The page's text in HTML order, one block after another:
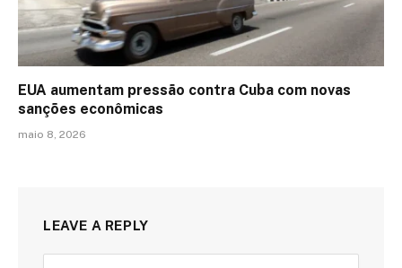
EUA aumentam pressão contra Cuba com novas
sanções econômicas
maio 8, 2026
LEAVE A REPLY